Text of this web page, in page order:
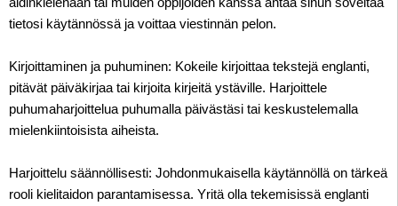
tietosi käytännössä ja voittaa viestinnän pelon.
Kirjoittaminen ja puhuminen: Kokeile kirjoittaa tekstejä englanti,
pitävät päiväkirjaa tai kirjoita kirjeitä ystäville. Harjoittele
puhumaharjoittelua puhumalla päivästäsi tai keskustelemalla
mielenkiintoisista aiheista.
Harjoittelu säännöllisesti: Johdonmukaisella käytännöllä on tärkeä
rooli kielitaidon parantamisessa. Yritä olla tekemisissä englanti